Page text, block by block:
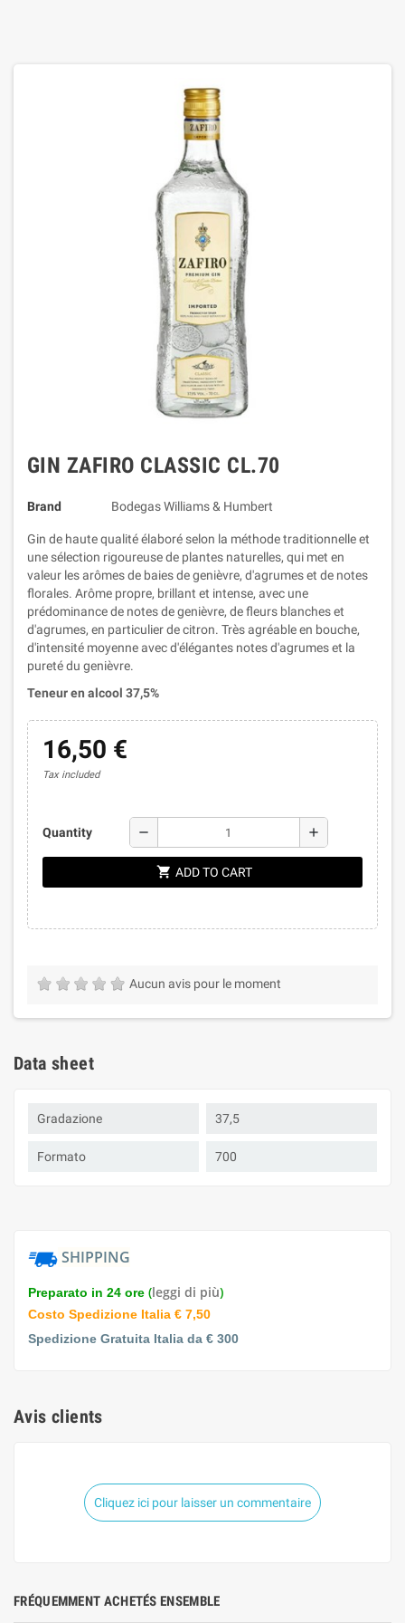
GIN ZAFIRO CLASSIC CL.70
Brand Bodegas Williams & Humbert
Gin de haute qualité élaboré selon la méthode traditionnelle et
une sélection rigoureuse de plantes naturelles, qui met en
valeur les arômes de baies de genièvre, d'agrumes et de notes
florales. Arôme propre, brillant et intense, avec une
prédominance de notes de genièvre, de fleurs blanches et
d'agrumes, en particulier de citron. Très agréable en bouche,
d'intensité moyenne avec d'élégantes notes d'agrumes et la
pureté du genièvre.
Teneur en alcool 37,5%
16,50 €
Tax included
Quantity remove add
shopping_cart ADD TO CART
Aucun avis pour le moment
Data sheet
Gradazione 37,5
Formato 700
SHIPPING
Preparato in 24 ore (leggi di più)
Costo Spedizione Italia € 7,50
Spedizione Gratuita Italia da € 300
Avis clients
Cliquez ici pour laisser un commentaire
FRÉQUEMMENT ACHETÉS ENSEMBLE